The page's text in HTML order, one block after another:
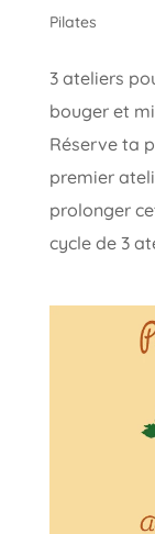
Pilates
3 ateliers
bouger et
Réserve ta
premier
prolonger
cycle de 3